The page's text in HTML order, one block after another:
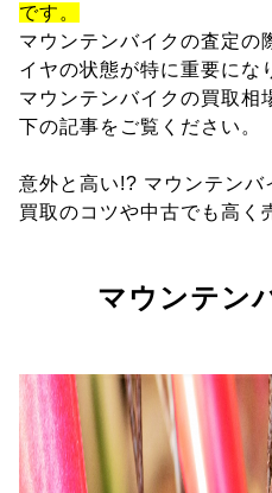
です。
マウンテンバイクの査定の
イヤの状態が特に重要にな
マウンテンバイクの買取相
下の記事をご覧ください。
意外と高い!? マウンテンバ
買取のコツや中古でも高く
マウンテン